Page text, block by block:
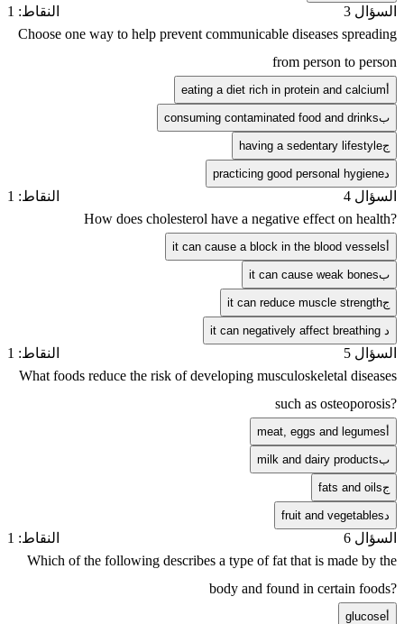
السؤال 3
النقاط: 1
Choose one way to help prevent communicable diseases spreading
from person to person
eating a diet rich in protein and calcium
بconsuming contaminated food and drinks
جhaving a sedentary lifestyle
practicing good personal hygiene
السؤال 4
النقاط: 1
How does cholesterol have a negative effect on health?
it can cause a block in the blood vessels
بit can cause weak bones
جit can reduce muscle strength
it can negatively affect breathing
السؤال 5
النقاط: 1
What foods reduce the risk of developing musculoskeletal diseases
such as osteoporosis?
meat, eggs and legumes
بmilk and dairy products
جfats and oils
fruit and vegetables
السؤال 6
النقاط: 1
Which of the following describes a type of fat that is made by the
body and found in certain foods?
glucose